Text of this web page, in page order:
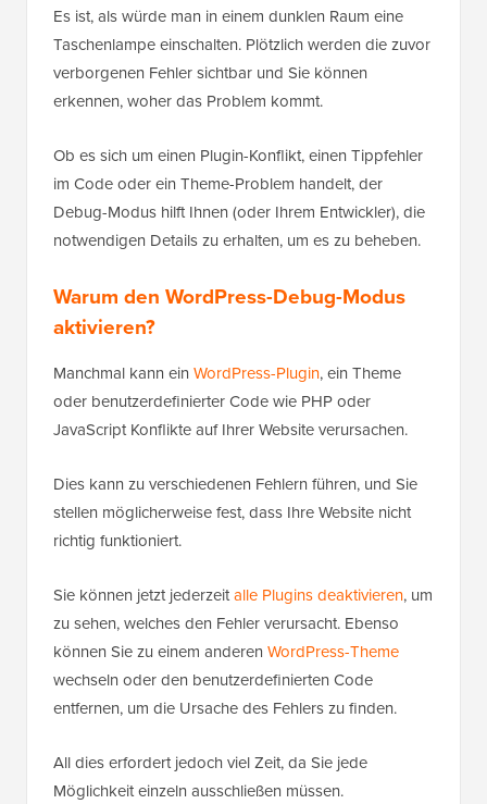
Es ist, als würde man in einem dunklen Raum eine
Taschenlampe einschalten. Plötzlich werden die zuvor
verborgenen Fehler sichtbar und Sie können
erkennen, woher das Problem kommt.
Ob es sich um einen Plugin-Konflikt, einen Tippfehler
im Code oder ein Theme-Problem handelt, der
Debug-Modus hilft Ihnen (oder Ihrem Entwickler), die
notwendigen Details zu erhalten, um es zu beheben.
Warum den WordPress-Debug-Modus
aktivieren?
Manchmal kann ein WordPress-Plugin, ein Theme
oder benutzerdefinierter Code wie PHP oder
JavaScript Konflikte auf Ihrer Website verursachen.
Dies kann zu verschiedenen Fehlern führen, und Sie
stellen möglicherweise fest, dass Ihre Website nicht
richtig funktioniert.
Sie können jetzt jederzeitalle Plugins deaktivieren, um
zu sehen, welches den Fehler verursacht. Ebenso
können Sie zu einem anderen WordPress-Theme
wechseln oder den benutzerdefinierten Code
entfernen, um die Ursache des Fehlers zu finden.
All dies erfordert jedoch viel Zeit, da Sie jede
Möglichkeit einzeln ausschließen müssen.